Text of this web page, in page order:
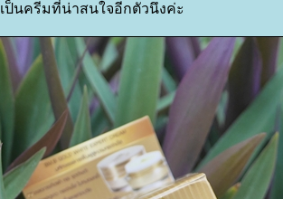
เป็นครีมที่น่าสนใจอีกตัวนึงค่ะ